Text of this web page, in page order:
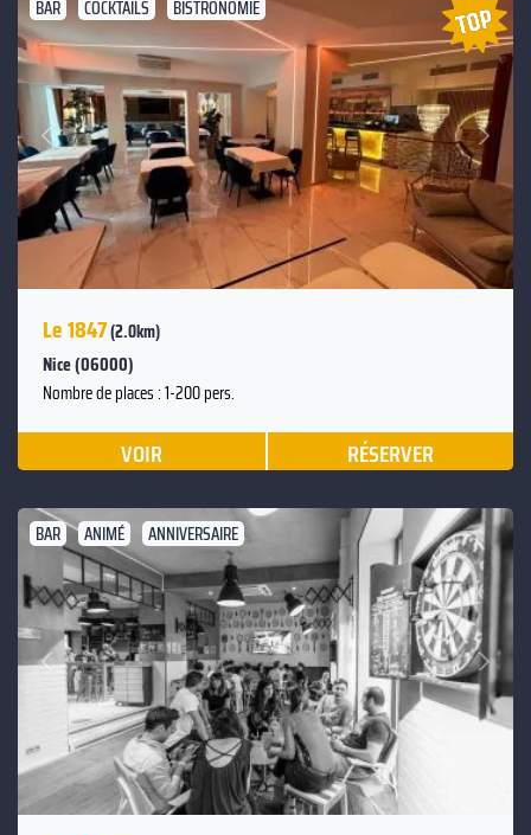
BAR COCKTAILS BISTRONOMIE
Précédent
Suivant
Le 1847(2.0km)
Nice (06000)
Nombre de places : 1-200 pers.
VOIR RÉSERVER
BAR ANIMÉ ANNIVERSAIRE
Précédent
Suivant